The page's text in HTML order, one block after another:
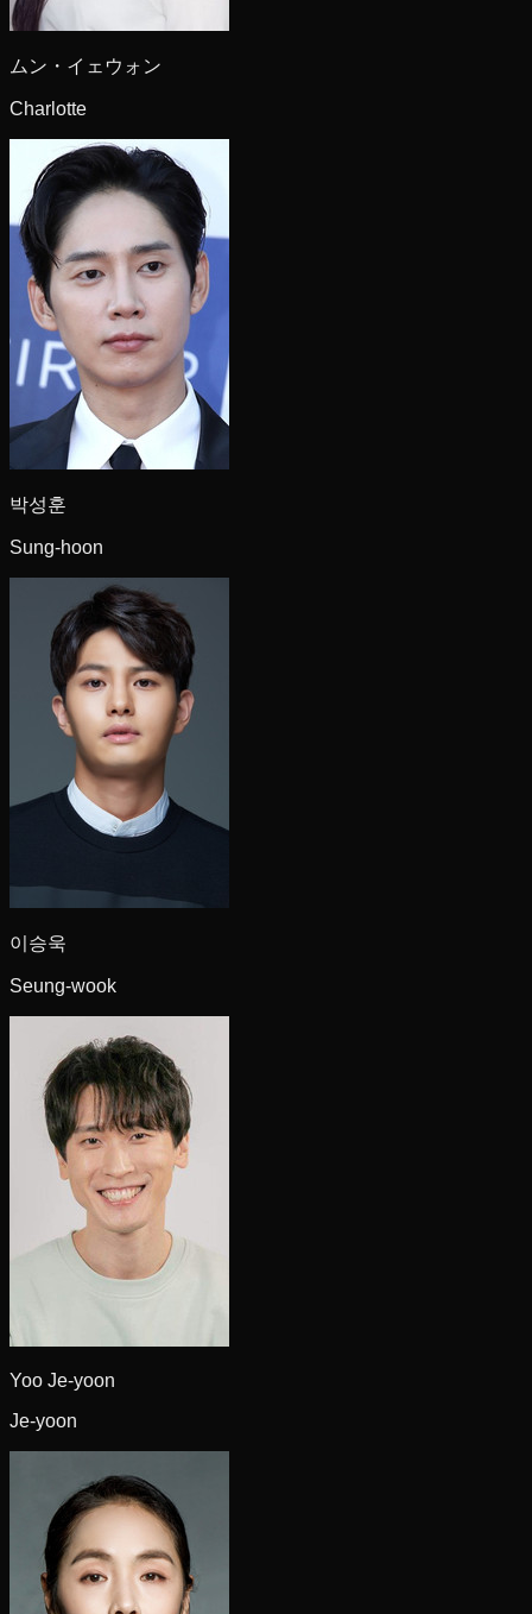
ムン・イェウォン
Charlotte
박성훈
Sung-hoon
이승욱
Seung-wook
Yoo Je-yoon
Je-yoon